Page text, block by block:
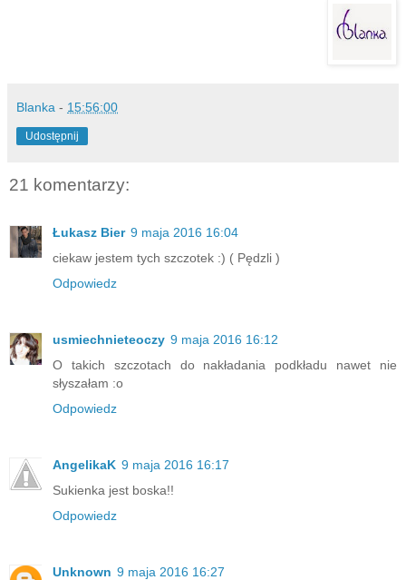
Blanka - 15:56:00
Udostępnij
21 komentarzy:
Łukasz Bier 9 maja 2016 16:04
ciekaw jestem tych szczotek :) ( Pędzli )
Odpowiedz
usmiechnieteoczy 9 maja 2016 16:12
O takich szczotach do nakładania podkładu nawet nie
słyszałam :o
Odpowiedz
AngelikaK 9 maja 2016 16:17
Sukienka jest boska!!
Odpowiedz
Unknown 9 maja 2016 16:27